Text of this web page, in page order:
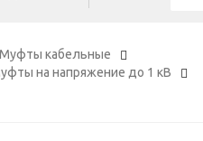
Муфты кабельные
на напряжение до 1 кВ